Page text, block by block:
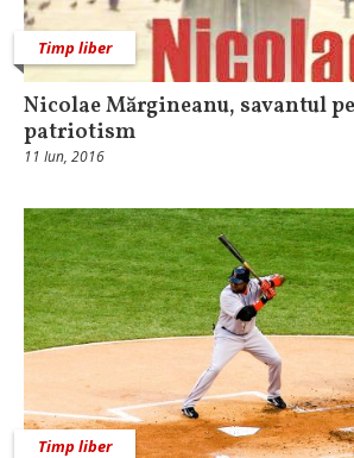
Timp liber
Nicolae Mărgineanu, savantul
patriotism
11 Iun, 2016
Timp liber